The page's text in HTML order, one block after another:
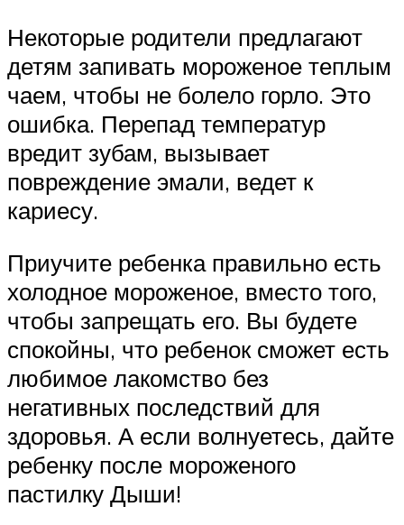
Некоторые родители предлагают
детям запивать мороженое теплым
чаем, чтобы не болело горло. Это
ошибка. Перепад температур
вредит зубам, вызывает
повреждение эмали, ведет к
кариесу.
Приучите ребенка правильно есть
холодное мороженое, вместо того,
чтобы запрещать его. Вы будете
спокойны, что ребенок сможет есть
любимое лакомство без
негативных последствий для
здоровья. А если волнуетесь, дайте
ребенку после мороженого
пастилку Дыши!